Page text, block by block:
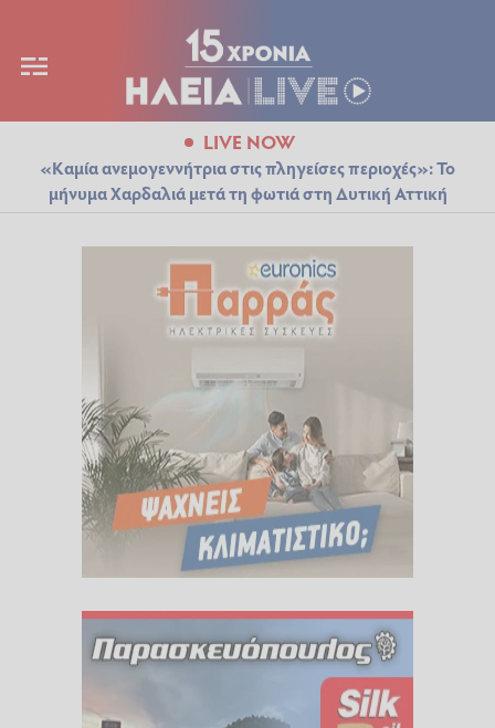
LIVE NOW
«Καμία ανεμογεννήτρια στις πληγείσες περιοχές»: Το
μήνυμα Χαρδαλιά μετά τη φωτιά στη Δυτική Αττική